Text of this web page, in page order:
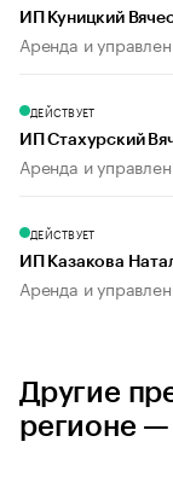
ИП Куницкий
Аренда и
ДЕЙСТВУЕТ
ИП Стахурский
Аренда и
ДЕЙСТВУЕТ
ИП Казакова
Аренда и
Другие
регионе